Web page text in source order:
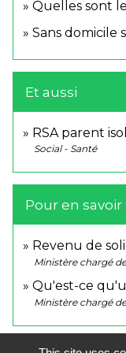
Quelles sont
Sans domicile
Et aussi
RSA parent
Social - Santé
Pour en savoir
Revenu de
Ministère chargé
Qu'est-ce
Ministère chargé